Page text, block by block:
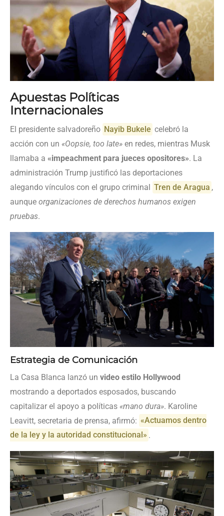
Apuestas Políticas
Internacionales
El presidente salvadoreño Nayib Bukele celebró la
acción con un «Oopsie, too late» en redes, mientras Musk
llamaba a «impeachment para jueces opositores». La
administración Trump justificó las deportaciones
alegando vínculos con el grupo criminal Tren de Aragua ,
aunque organizaciones de derechos humanos exigen
pruebas.
Estrategia de Comunicación
La Casa Blanca lanzó un video estilo Hollywood
mostrando a deportados esposados, buscando
capitalizar el apoyo a políticas «mano dura». Karoline
Leavitt, secretaria de prensa, afirmó: «Actuamos dentro
de la ley y la autoridad constitucional» .